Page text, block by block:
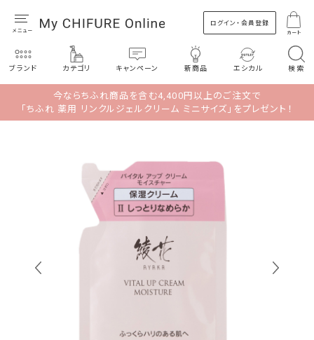
ログイン・会員登録
カート
ブランド カテゴリ キャンペーン 新商品 エシカル 検索
今ならちふれ商品を含む4,400円以上のご注文で
「ちふれ 薬用 リンクルジェルクリーム ミニサイズ」をプレゼント！